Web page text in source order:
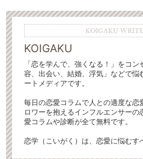
KOIGAKU
KOIGAKU
「恋を学んで、強くなる！」をコ
容、出会い、結婚、浮気」などで
ートメディアです。
毎日の恋愛コラムで人との適度な
ロワーを抱えるインフルエンサー
愛コラムや診断が全て無料です。
恋学（こいがく）は、恋愛に悩むす